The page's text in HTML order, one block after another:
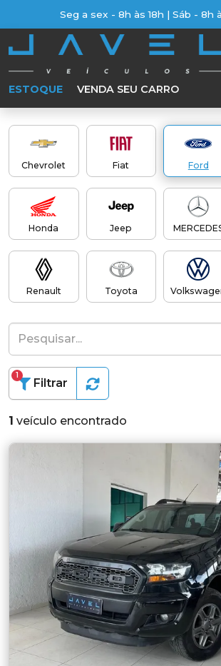
Seg a sex - 8h às 18h | Sáb - 8h
ESTOQUE VENDA SEU CARRO
Chevrolet Fiat Ford
Honda Jeep
Renault Toyota
Filtrar
1
1 veículo encontrado